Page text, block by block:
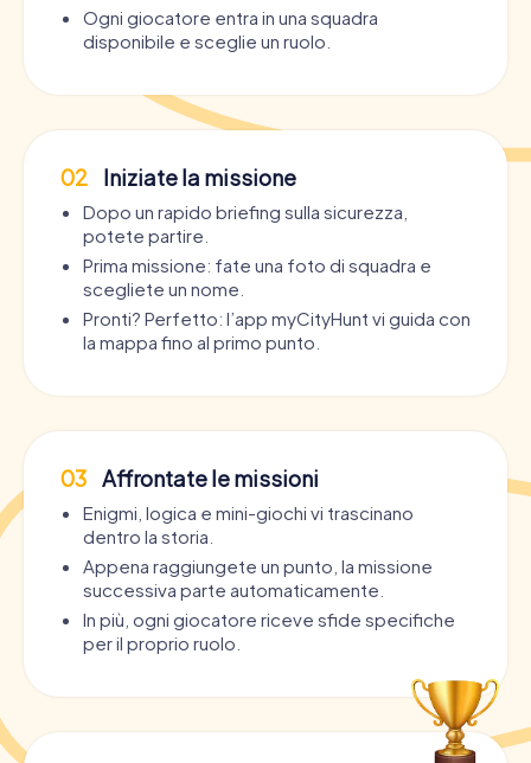
Ogni giocatore entra in una squadra
disponibile e sceglie un ruolo.
02 Iniziate la missione
Dopo un rapido briefing sulla sicurezza,
potete partire.
Prima missione: fate una foto di squadra e
scegliete un nome.
Pronti? Perfetto: l’app myCityHunt vi guida con
la mappa fino al primo punto.
03 Affrontate le missioni
Enigmi, logica e mini-giochi vi trascinano
dentro la storia.
Appena raggiungete un punto, la missione
successiva parte automaticamente.
In più, ogni giocatore riceve sfide specifiche
per il proprio ruolo.